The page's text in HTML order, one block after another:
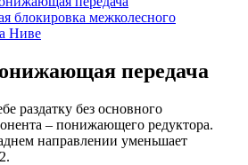
блокировка межколесного
Ниве
передача
раздатку без основного
– понижающего редуктора.
направлении уменьшает